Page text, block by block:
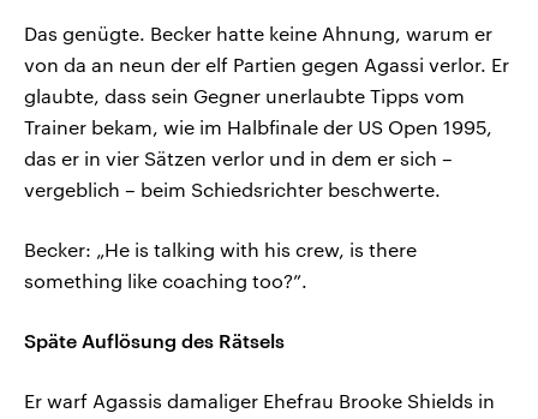
Das genügte. Becker hatte keine Ahnung, warum er
von da an neun der elf Partien gegen Agassi verlor. Er
glaubte, dass sein Gegner unerlaubte Tipps vom
Trainer bekam, wie im Halbfinale der US Open 1995,
das er in vier Sätzen verlor und in dem er sich –
vergeblich – beim Schiedsrichter beschwerte.
Becker: „He is talking with his crew, is there
something like coaching too?”.
Späte Auflösung des Rätsels
Er warf Agassis damaliger Ehefrau Brooke Shields in